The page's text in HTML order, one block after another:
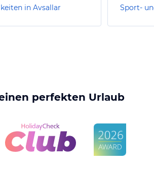
in Avsallar Sport-
perfekten Urlaub